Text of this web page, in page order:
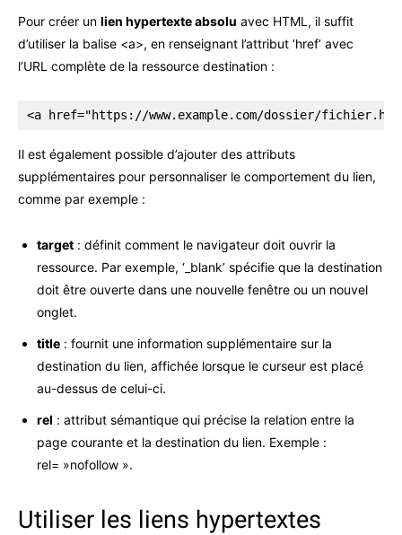
Pour créer un lien hypertexte absolu avec HTML, il suffit
d’utiliser la balise <a>, en renseignant l’attribut ‘href’ avec
l’URL complète de la ressource destination :
<a href="https://www.example.com/dossier/
Il est également possible d’ajouter des attributs
supplémentaires pour personnaliser le comportement du lien,
comme par exemple :
target : définit comment le navigateur doit ouvrir la
ressource. Par exemple, ‘_blank’ spécifie que la destination
doit être ouverte dans une nouvelle fenêtre ou un nouvel
onglet.
title : fournit une information supplémentaire sur la
destination du lien, affichée lorsque le curseur est placé
au-dessus de celui-ci.
rel : attribut sémantique qui précise la relation entre la
page courante et la destination du lien. Exemple :
rel= »nofollow ».
Utiliser les liens hypertextes